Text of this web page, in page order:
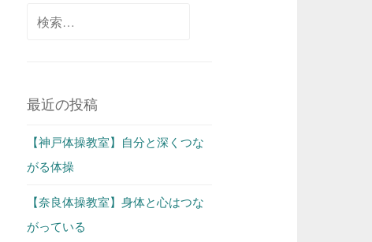
最近の投稿
【神戸体操教室】自分と深くつな
がる体操
【奈良体操教室】身体と心はつな
がっている